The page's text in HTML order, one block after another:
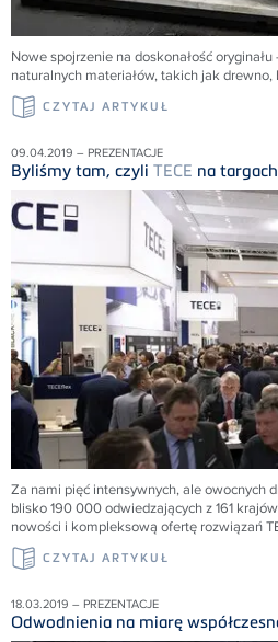
Nowe spojrzenie na doskonałość
naturalnych materiałów, takich jak
CZYTAJ ARTYKUŁ
09.04.2019 – PREZENTACJE
Byliśmy tam, czyli TECE na
Za nami pięć intensywnych, ale owocnych
blisko 190 000 odwiedzających z 161
nowości i kompleksową ofertę rozwiązań
CZYTAJ ARTYKUŁ
18.03.2019 – PREZENTACJE
Odwodnienia na miarę